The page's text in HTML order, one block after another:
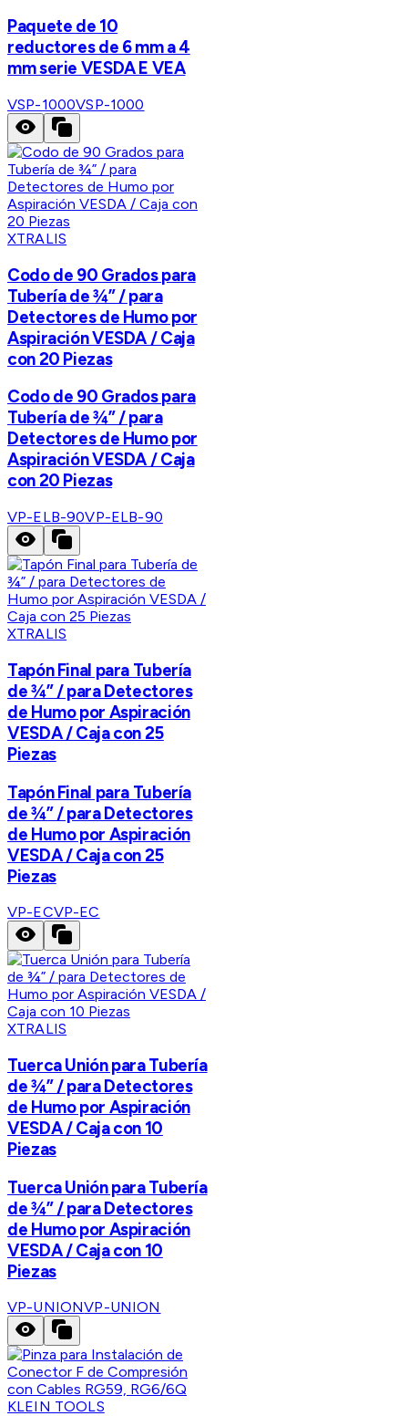
Paquete de 10
reductores de 6 mm a 4
mm serie VESDA E VEA
VSP-1000VSP-1000
XTRALIS
Codo de 90 Grados para
Tubería de ¾” / para
Detectores de Humo por
Aspiración VESDA / Caja
con 20 Piezas
Codo de 90 Grados para
Tubería de ¾” / para
Detectores de Humo por
Aspiración VESDA / Caja
con 20 Piezas
VP-ELB-90VP-ELB-90
XTRALIS
Tapón Final para Tubería
de ¾” / para Detectores
de Humo por Aspiración
VESDA / Caja con 25
Piezas
Tapón Final para Tubería
de ¾” / para Detectores
de Humo por Aspiración
VESDA / Caja con 25
Piezas
VP-ECVP-EC
XTRALIS
Tuerca Unión para Tubería
de ¾” / para Detectores
de Humo por Aspiración
VESDA / Caja con 10
Piezas
Tuerca Unión para Tubería
de ¾” / para Detectores
de Humo por Aspiración
VESDA / Caja con 10
Piezas
VP-UNIONVP-UNION
KLEIN TOOLS